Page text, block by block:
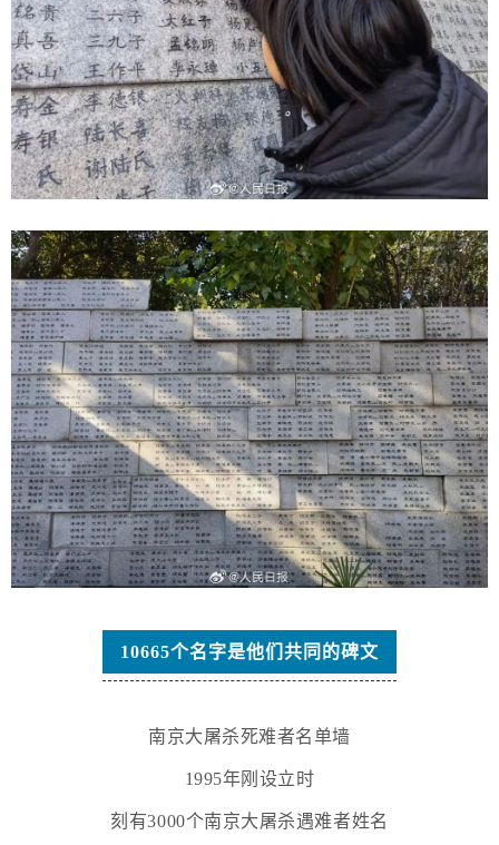
10665个名字是他们共同的碑文
南京大屠杀死难者名单墙
1995年刚设立时
刻有3000个南京大屠杀遇难者姓名